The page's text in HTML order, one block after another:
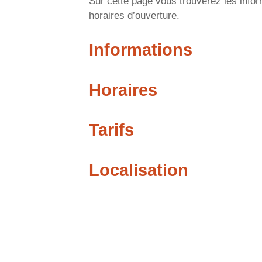
horaires d’ouverture.
Informations
Horaires
Tarifs
Localisation